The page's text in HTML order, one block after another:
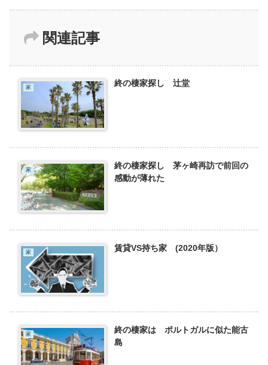
関連記事
家 終の棲家探し 辻堂
家
終の棲家探し 茅ヶ崎再訪で前回の
感動が薄れた
家 賃貸VS持ち家 (2020年版）
家
終の棲家は ポルトガルに似た能古
島